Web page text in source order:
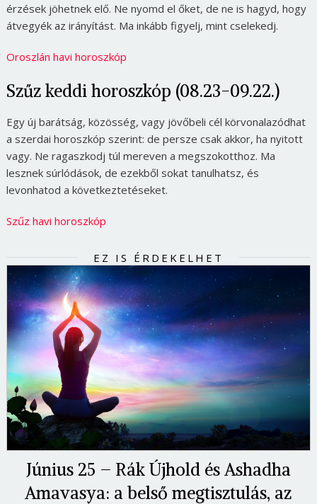
érzések jöhetnek elő. Ne nyomd el őket, de ne is hagyd, hogy
átvegyék az irányítást. Ma inkább figyelj, mint cselekedj.
Oroszlán havi horoszkóp
Szűz keddi horoszkóp (08.23-09.22.)
Egy új barátság, közösség, vagy jövőbeli cél körvonalazódhat
a szerdai horoszkóp szerint: de persze csak akkor, ha nyitott
vagy. Ne ragaszkodj túl mereven a megszokotthoz. Ma
lesznek súrlódások, de ezekből sokat tanulhatsz, és
levonhatod a következtetéseket.
Szűz havi horoszkóp
EZ IS ÉRDEKELHET
Június 25 – Rák Újhold és Ashadha
Amavasya: a belső megtisztulás, az